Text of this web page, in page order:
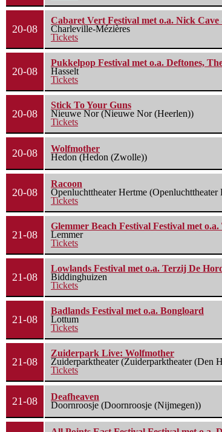
20-08
Cabaret Vert Festival met o.a. Nick
Charleville-Mézières
Tickets
20-08
Pukkelpop Festival met o.a. Deftones,
Hasselt
Tickets
20-08
Stick To Your Guns
Nieuwe Nor (Nieuwe Nor (Heerlen))
Tickets
20-08
Wolfmother
Hedon (Hedon (Zwolle))
20-08
Racoon
Openluchttheater Hertme (Openluchttheater
Tickets
21-08
Glemmer Beach Festival Festival met
Lemmer
Tickets
21-08
Lowlands Festival met o.a. Terzij De
Biddinghuizen
Tickets
21-08
Badlands Festival met o.a. Bongloard
Lottum
Tickets
21-08
Zuiderpark Live: Wolfmother
Zuiderparktheater (Zuiderparktheater (Den
Tickets
21-08
Deafheaven
Doornroosje (Doornroosje (Nijmegen))